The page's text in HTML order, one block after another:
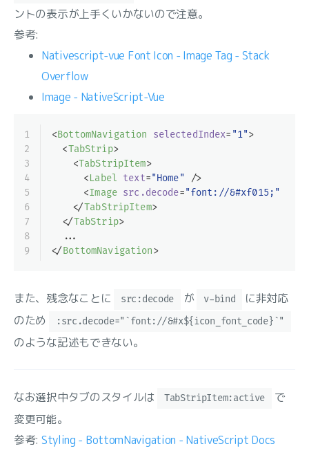
ントの表示が上手くいかないので注意。
参考:
Nativescript-vue Font Icon - Image Tag - Stack
Overflow
Image - NativeScript-Vue
1
2
3
4
5
6
7
8
9
<BottomNavigation selectedIndex= "1">
<TabStrip>
<TabStripItem>
<Label text="Home" />
<Image src.decode="font://&#xf015;"
</TabStripItem>
</TabStrip>
  ...
</BottomNavigation>
また、残念なことに src:decode が v-bind
に非対応
のため
:src.decode="`font://&#x${icon_font_code}`"
のような記述もできない。
なお選択中タブのスタイルは TabStripItem:active
で
変更可能。
参考: Styling - BottomNavigation - NativeScript Docs